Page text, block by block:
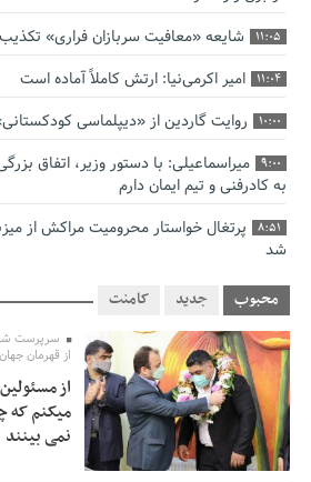
11:05 شایعه «معافیت سربازان فراری»
11:04 امیر اکرمی‌نیا: ارتش کاملاً آماده است
10:00 روایت گاردین از «دیپلماسی
9:00
میراسماعیلی: با دستور وزیر، اتفاق
به کادرفنی و تیم ایمان دارم
8:51
شد
8:41 فریدون جیرانی: اکبر عبدی حیف شد
0:58
تسهیلات اشتغالزایی در اختیار
اولویت‌های گیلان پرداخت شود
2:53
زمان جلسه سرنوشت‌ساز هیات رئیسه
قلعه‌نویی مشخص شد
2:50
دفتر رهبر انقلاب: مطالب خارج از
محبوب جدید کامنت
سرپرست
از قهرمان
از
میکنم که
نمی بینند